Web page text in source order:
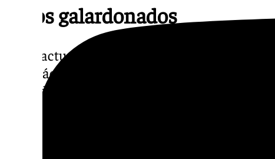
Otros galardonados
Entre actuaciones y galardones LOS40
espectáculo de enormes dimensiones.
invitado a los miles de asistentes a su